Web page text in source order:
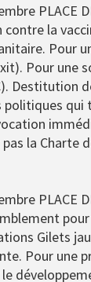
PLACE
la
Pour
Pour une
Destitution
politiques qui
la Charte
PLACE
Gilets
Pour une